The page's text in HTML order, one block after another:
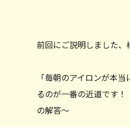
前回にご説明しました、
「毎朝のアイロンが本
るのが一番の近道です！
の解答〜